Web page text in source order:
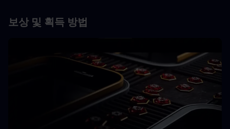
보상 및 획득 방법